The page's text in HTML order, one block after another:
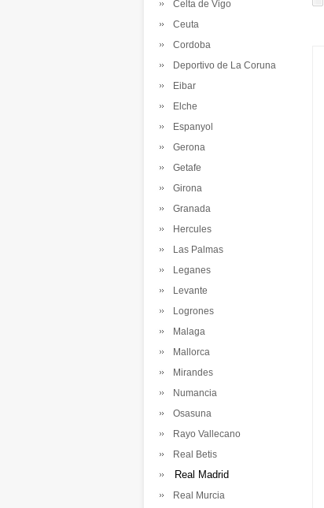
Celta de Vigo
Ceuta
Cordoba
Deportivo de La Coruna
Eibar
Elche
Espanyol
Gerona
Getafe
Girona
Granada
Hercules
Las Palmas
Leganes
Levante
Logrones
Malaga
Mallorca
Mirandes
Numancia
Osasuna
Rayo Vallecano
Real Betis
Real Madrid
Real Murcia